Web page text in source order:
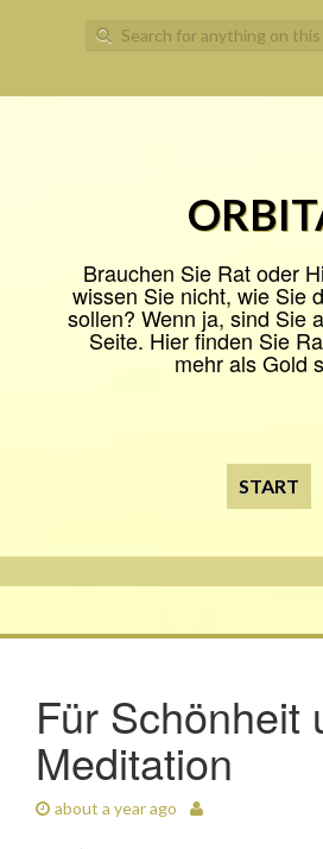
Search
for:
Brauchen Sie Rat oder
wissen Sie nicht, wie Sie
sollen? Wenn ja, sind Sie
Seite. Hier finden Sie
mehr als Gold
START
Für Schönheit
Meditation
about a year ago